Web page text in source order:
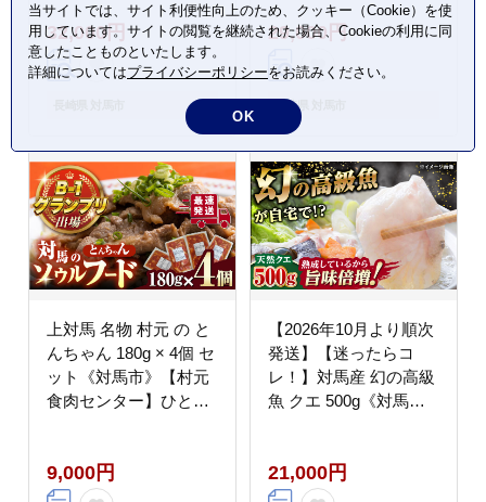
32,000円 29,000円
長崎県 対馬市
上対馬 名物 村元 の と
んちゃん 180g × 4個 セ
ット《対馬市》【村元
食肉センター】ひとり
[WAU007]
9,000円
【2026年10月より順次
発送】【迷ったらコ
レ！】対馬産 幻の高級
魚 クエ 500g《対馬
鮮 鮮魚 魚介[WAA004]
21,000円
当サイトでは、サイト利便性向上のため、クッキー（Cookie）を使
用しています。サイトの閲覧を継続された場合、Cookieの利用に同
意したことものといたします。
詳細についてはプライバシーポリシーをお読みください。
OK